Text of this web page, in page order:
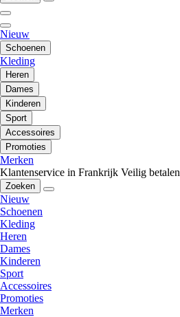
Nieuw
Schoenen
Kleding
Heren
Dames
Kinderen
Sport
Accessoires
Promoties
Merken
Klantenservice in Frankrijk Veilig betalen
Zoeken
Nieuw
Schoenen
Kleding
Heren
Dames
Kinderen
Sport
Accessoires
Promoties
Merken